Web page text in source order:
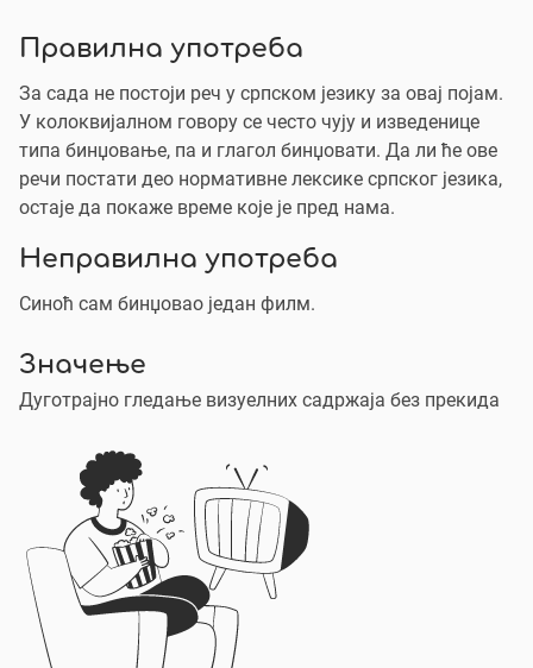
Правилна употреба
За сада не постоји реч у српском језику за овај појам.
У колоквијалном говору се често чују и изведенице
типа бинџовање, па и глагол бинџовати. Да ли ће ове
речи постати део нормативне лексике српског језика,
остаје да покаже време које је пред нама.
Неправилна употреба
Синоћ сам бинџовао један филм.
Значење
Дуготрајно гледање визуелних садржаја без прекида